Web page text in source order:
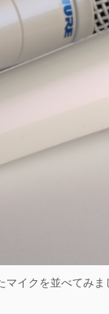
マイクを並べてみま